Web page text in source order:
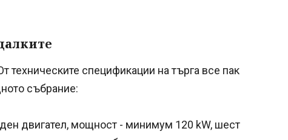
спецификации на търга все пак
събрание:
двигател, мощност - минимум 120 kW, шест